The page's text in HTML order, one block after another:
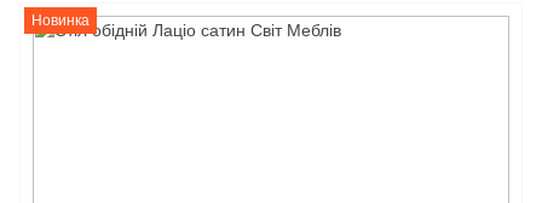
Новинка